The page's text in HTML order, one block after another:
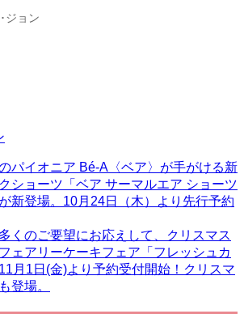
ジョン
パイオニア Bé-A〈ベア〉が手がける新
ショーツ「ベア サーマルエア ショーツ
新登場。10月24日（木）より先行予約
くのご要望にお応えして、クリスマス
ェアリーケーキフェア「フレッシュカ
月1日(金)より予約受付開始！クリスマ
登場。